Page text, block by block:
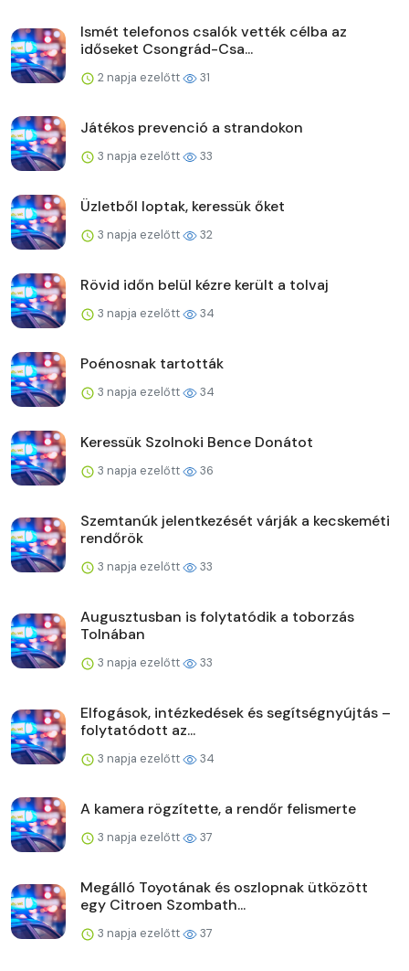
Ismét telefonos csalók vették célba az
időseket Csongrád-Csa...
2 napja ezelőtt 31
Játékos prevenció a strandokon
3 napja ezelőtt 33
Üzletből loptak, keressük őket
3 napja ezelőtt 32
Rövid időn belül kézre került a tolvaj
3 napja ezelőtt 34
Poénosnak tartották
3 napja ezelőtt 34
Keressük Szolnoki Bence Donátot
3 napja ezelőtt 36
Szemtanúk jelentkezését várják a kecskeméti
rendőrök
3 napja ezelőtt 33
Augusztusban is folytatódik a toborzás
Tolnában
3 napja ezelőtt 33
Elfogások, intézkedések és segítségnyújtás –
folytatódott az...
3 napja ezelőtt 34
A kamera rögzítette, a rendőr felismerte
3 napja ezelőtt 37
Megálló Toyotának és oszlopnak ütközött
egy Citroen Szombath...
3 napja ezelőtt 37